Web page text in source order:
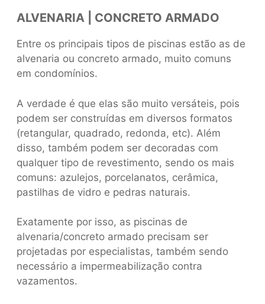
ALVENARIA | CONCRETO ARMADO
Entre os principais tipos de piscinas estão as de
alvenaria ou concreto armado, muito comuns
em condomínios.
A verdade é que elas são muito versáteis, pois
podem ser construídas em diversos formatos
(retangular, quadrado, redonda, etc). Além
disso, também podem ser decoradas com
qualquer tipo de revestimento, sendo os mais
comuns: azulejos, porcelanatos, cerâmica,
pastilhas de vidro e pedras naturais.
Exatamente por isso, as piscinas de
alvenaria/concreto armado precisam ser
projetadas por especialistas, também sendo
necessário a impermeabilização contra
vazamentos.